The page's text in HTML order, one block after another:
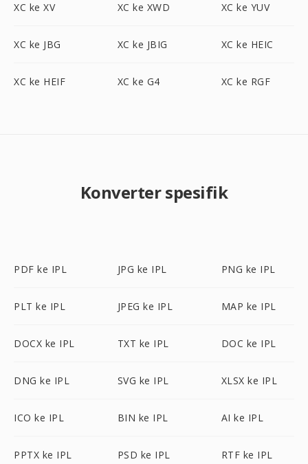
XC ke XV XC ke XWD XC ke YUV
XC ke JBG XC ke JBIG XC ke HEIC
XC ke HEIF XC ke G4 XC ke RGF
Konverter spesifik
PDF ke IPL JPG ke IPL PNG ke IPL
PLT ke IPL JPEG ke IPL MAP ke IPL
DOCX ke IPL TXT ke IPL DOC ke IPL
DNG ke IPL SVG ke IPL XLSX ke IPL
ICO ke IPL BIN ke IPL AI ke IPL
PPTX ke IPL PSD ke IPL RTF ke IPL